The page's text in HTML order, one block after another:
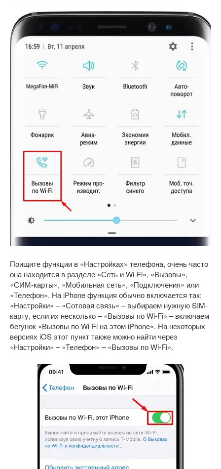
Поищите функции в «Настройках» телефона, очень часто
она находится в разделе «Сеть и Wi-Fi», «Вызовы»,
«СИМ-карты», «Мобильная сеть», «Подключения» или
«Телефон». На iPhone функция обычно включается так:
«Настройки» – «Сотовая связь» – выбираем нужную SIM-
карту, если их несколько – «Вызовы по Wi-Fi» – включаем
бегунок «Вызовы по Wi-Fi на этом iPhone». На некоторых
версиях iOS этот пункт также можно найти через
«Настройки» – «Телефон» – «Вызовы по Wi-Fi».